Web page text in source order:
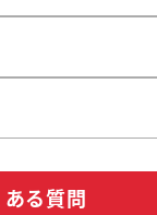
ある質問